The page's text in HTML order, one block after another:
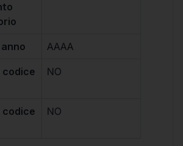
AAAA
codice
NO
codice
NO